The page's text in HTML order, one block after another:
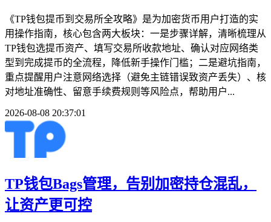
《TP钱包提币到交易所全攻略》是为加密货币用户打造的实
用操作指南，核心包含两大板块：一是步骤详解，清晰梳理从
TP钱包选提币资产、填写交易所收款地址、确认对应网络类
型到完成提币的全流程，降低新手操作门槛；二是避坑指南，
重点提醒用户注意网络选择（避免主链错误致资产丢失）、核
对地址准确性、留意手续费规则等风险点，帮助用户...
2026-08-08 20:37:01
TP钱包Bags管理，告别加密持仓混乱，
让资产更可控